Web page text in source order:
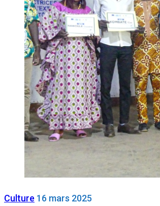
Culture 16 mars 2025